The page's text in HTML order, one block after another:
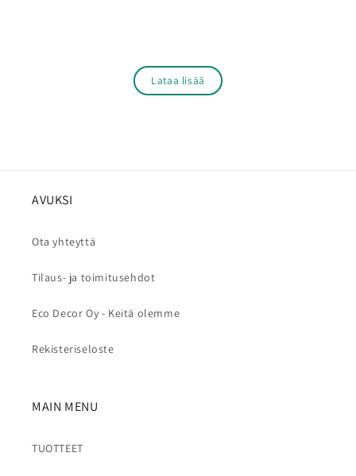
Lataa lisää
AVUKSI
Ota yhteyttä
Tilaus- ja toimitusehdot
Eco Decor Oy - Keitä olemme
Rekisteriseloste
MAIN MENU
TUOTTEET